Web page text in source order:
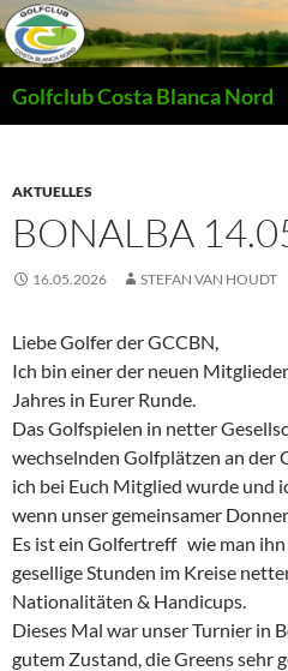
Zum
Inhalt
springen
Golfclub Costa Blanca Nord
AKTUELLES
BONALBA
16.05.2026 STEFAN VAN HOUDT
Liebe Golfer der GCCBN,
Ich bin einer der neuen
Jahres in Eurer Runde.
Das Golfspielen in netter
wechselnden Golfplätzen an der
ich bei Euch Mitglied wurde und
wenn unser gemeinsamer
Es ist ein Golfertreff wie man
gesellige Stunden im Kreise
Nationalitäten & Handicups.
Dieses Mal war unser Turnier in
gutem Zustand, die Greens sehr